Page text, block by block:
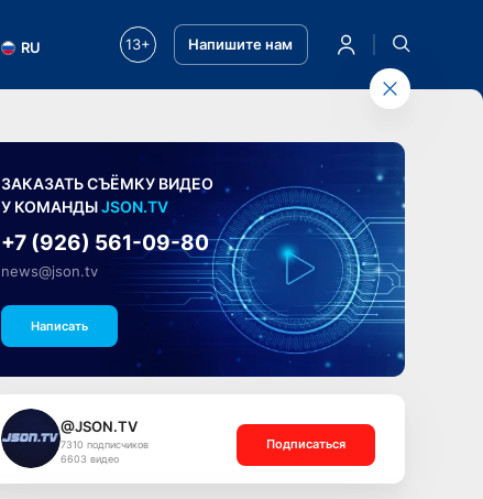
RU 13+ Напишите нам
ЗАКАЗАТЬ СЪЁМКУ ВИДЕО
У КОМАНДЫJSON.TV
+7 (926) 561-09-80
news@json.tv
Написать
@JSON.TV
7310 подписчиков
6603 видео
Подписаться